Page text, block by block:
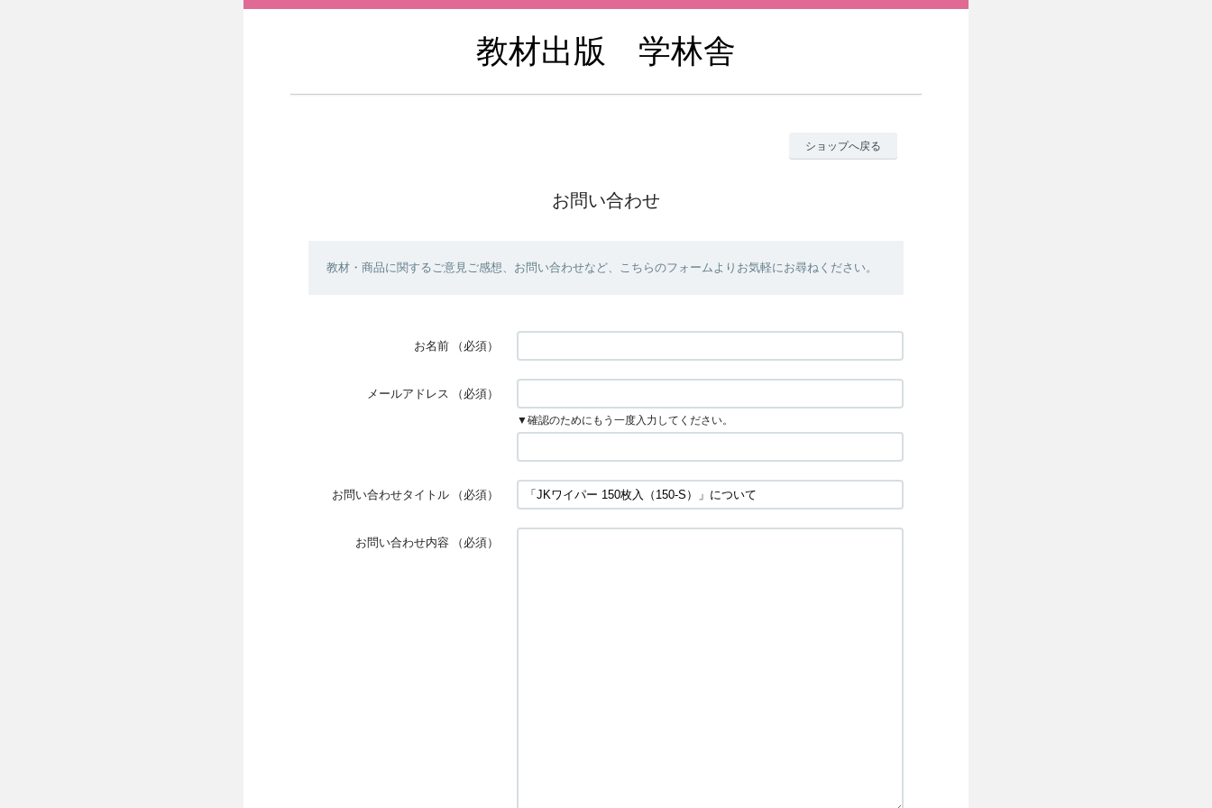
教材出版 学林舎
ショップへ戻る
お問い合わせ
教材・商品に関するご意見ご感想、お問い合わせなど、こちらのフォームよりお気軽にお尋ねください。
お名前 （必須）
メールアドレス （必須）
▼確認のためにもう一度入力してください。
お問い合わせタイトル （必須）
お問い合わせ内容 （必須）